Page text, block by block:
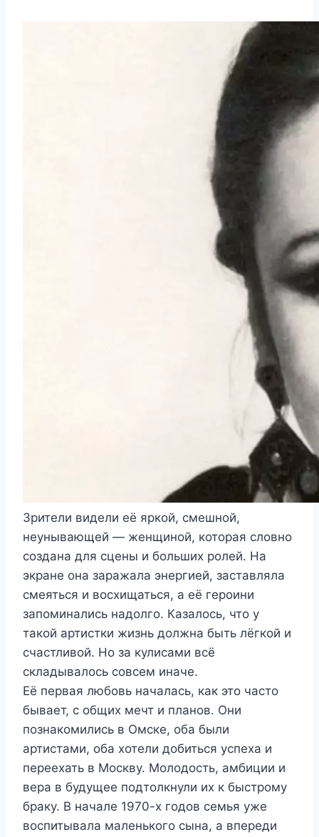
Зрители видели её яркой, смешной,
неунывающей — женщиной, которая словно
создана для сцены и больших ролей. На
экране она заражала энергией, заставляла
смеяться и восхищаться, а её героини
запоминались надолго. Казалось, что у
такой артистки жизнь должна быть лёгкой и
счастливой. Но за кулисами всё
складывалось совсем иначе.
Её первая любовь началась, как это часто
бывает, с общих мечт и планов. Они
познакомились в Омске, оба были
артистами, оба хотели добиться успеха и
переехать в Москву. Молодость, амбиции и
вера в будущее подтолкнули их к быстрому
браку. В начале 1970-х годов семья уже
воспитывала маленького сына, а впереди